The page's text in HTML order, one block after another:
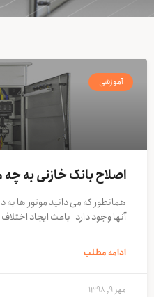
آموزشی
اصلاح بانک خازنی به
همانطور که می دانید موتور ها
آنها وجود دارد باعث ایجاد
ادامه مطلب
مهر 9, 1398